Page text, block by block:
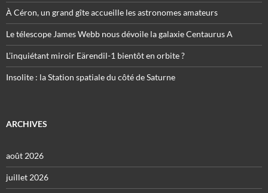
À Céron, un grand gîte accueille les astronomes amateurs
Le télescope James Webb nous dévoile la galaxie Centaurus A
L’inquiétant miroir Eärendil-1 bientôt en orbite ?
Insolite : la Station spatiale du côté de Saturne
ARCHIVES
août 2026
juillet 2026